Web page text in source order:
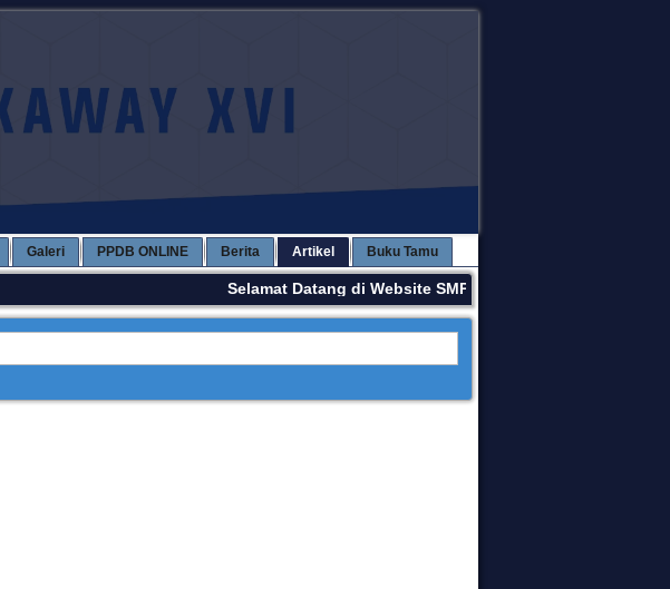
Galeri PPDB ONLINE Berita Artikel Buku Tamu
Selamat Datang di Website SMPN 3 KAWAY XVI. Terima